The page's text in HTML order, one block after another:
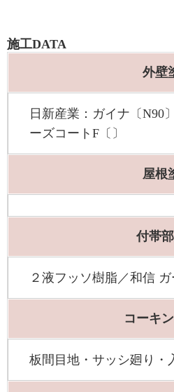
施工DATA
外壁
日新産業：ガイナ〔N90
ーズコートF〔〕
屋根
付帯
２液フッソ樹脂／和信 ガ
コーキ
板間目地・サッシ廻り